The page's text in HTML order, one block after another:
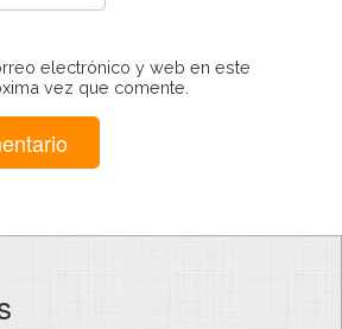
electrónico y web en este
vez que comente.